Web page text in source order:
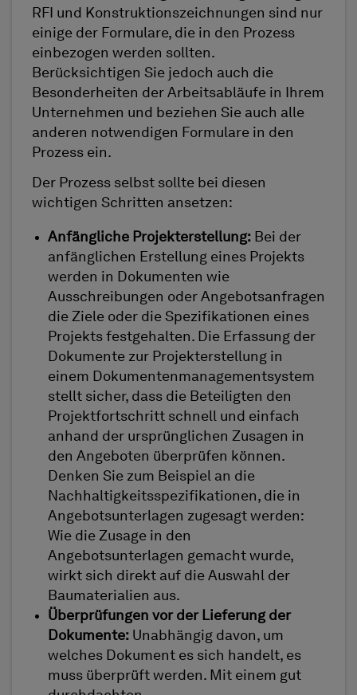
RFI und Konstruktionszeichnungen sind nur
einige der Formulare, die in den Prozess
einbezogen werden sollten.
Berücksichtigen Sie jedoch auch die
Besonderheiten der Arbeitsabläufe in Ihrem
Unternehmen und beziehen Sie auch alle
anderen notwendigen Formulare in den
Prozess ein.
Der Prozess selbst sollte bei diesen
wichtigen Schritten ansetzen:
Anfängliche Projekterstellung: Bei der
anfänglichen Erstellung eines Projekts
werden in Dokumenten wie
Ausschreibungen oder Angebotsanfragen
die Ziele oder die Spezifikationen eines
Projekts festgehalten. Die Erfassung der
Dokumente zur Projekterstellung in
einem Dokumentenmanagementsystem
stellt sicher, dass die Beteiligten den
Projektfortschritt schnell und einfach
anhand der ursprünglichen Zusagen in
den Angeboten überprüfen können.
Denken Sie zum Beispiel an die
Nachhaltigkeitsspezifikationen, die in
Angebotsunterlagen zugesagt werden:
Wie die Zusage in den
Angebotsunterlagen gemacht wurde,
wirkt sich direkt auf die Auswahl der
Baumaterialien aus.
Überprüfungen vor der Lieferung der
Dokumente: Unabhängig davon, um
welches Dokument es sich handelt, es
muss überprüft werden. Mit einem gut